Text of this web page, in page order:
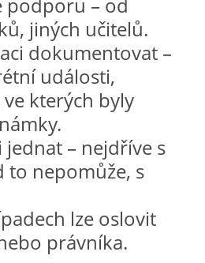
jiných učitelů.
dokumentovat –
události,
kterých byly
jednat – nejdříve s
to nepomůže, s
lze oslovit
právníka.